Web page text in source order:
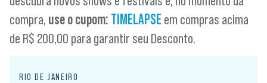
compra, use o cupom: TIMELAPSE em compras acima
de R$ 200,00 para garantir seu Desconto.
RIO DE JANEIRO